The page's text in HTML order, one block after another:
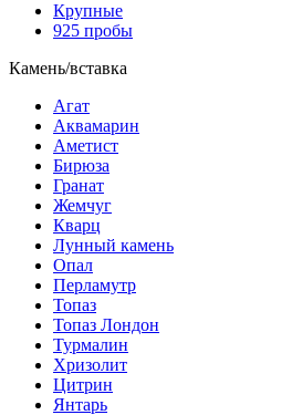
Крупные
925 пробы
Камень/вставка
Агат
Аквамарин
Аметист
Бирюза
Гранат
Жемчуг
Кварц
Лунный камень
Опал
Перламутр
Топаз
Топаз Лондон
Турмалин
Хризолит
Цитрин
Янтарь